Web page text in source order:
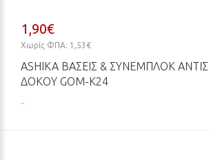
1,90€
Χωρίς ΦΠΑ: 1,53€
ASHIKA ΒΆΣΕΙΣ & ΣΥΝΕΜΠΛΌΚ
ΔΟΚΟΎ GOM-K24
..